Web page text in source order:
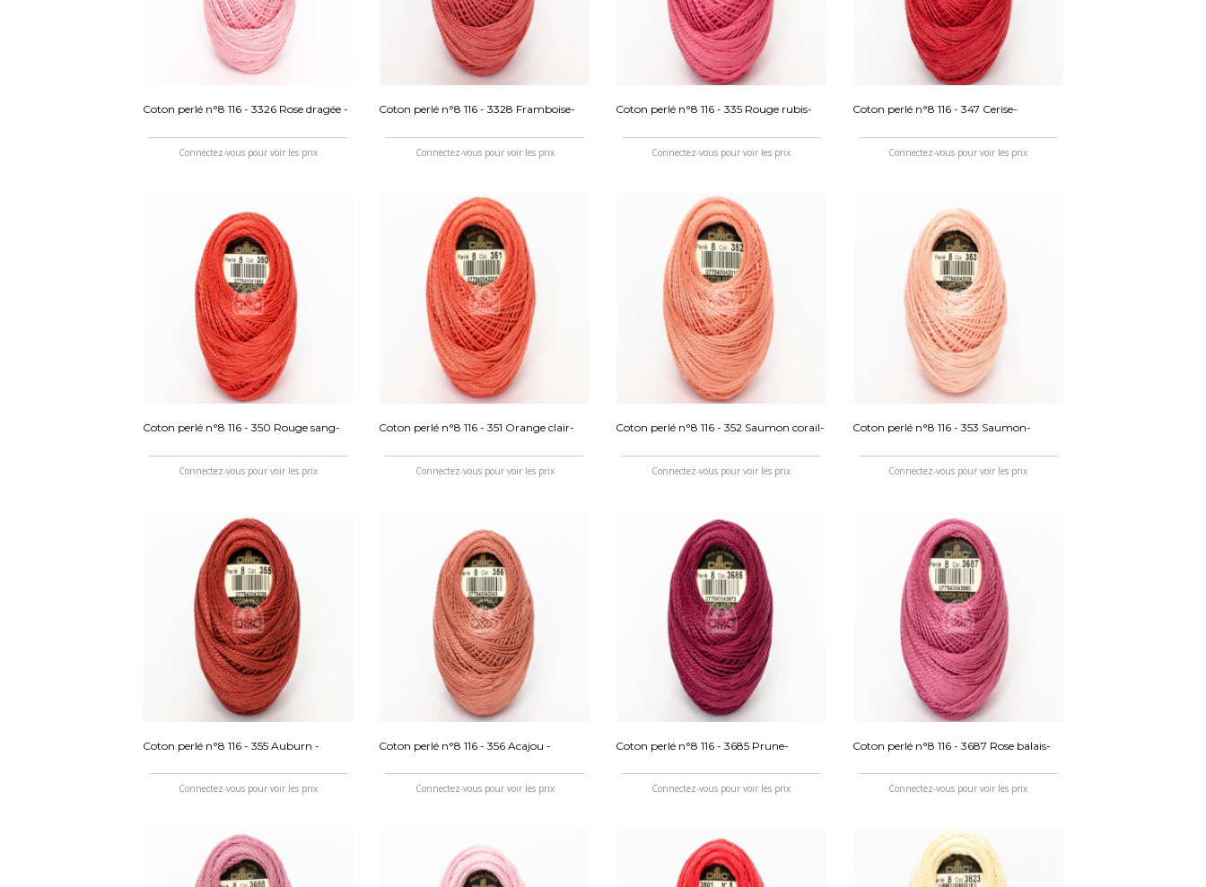
Coton perlé n°8 116 - 3326 Rose dragée -
Connectez-vous pour voir les prix
Coton perlé n°8 116 - 3328 Framboise-
Connectez-vous pour voir les prix
Coton perlé n°8 116 - 335 Rouge rubis-
Connectez-vous pour voir les prix
Coton perlé n°8 116 - 347 Cerise-
Connectez-vous pour voir les prix
Coton perlé n°8 116 - 350 Rouge sang-
Connectez-vous pour voir les prix
Coton perlé n°8 116 - 351 Orange clair-
Connectez-vous pour voir les prix
Coton perlé n°8 116 - 352 Saumon corail-
Connectez-vous pour voir les prix
Coton perlé n°8 116 - 353 Saumon-
Connectez-vous pour voir les prix
Coton perlé n°8 116 - 355 Auburn -
Connectez-vous pour voir les prix
Coton perlé n°8 116 - 356 Acajou -
Connectez-vous pour voir les prix
Coton perlé n°8 116 - 3685 Prune-
Connectez-vous pour voir les prix
Coton perlé n°8 116 - 3687 Rose balais-
Connectez-vous pour voir les prix